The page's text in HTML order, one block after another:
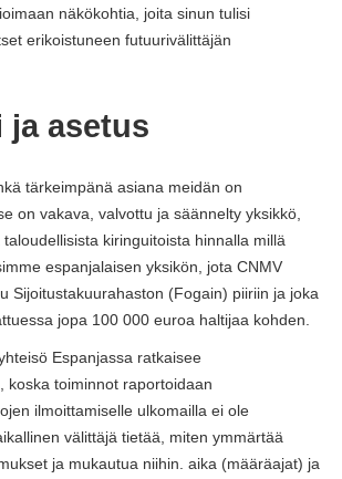
näkökohtia, joita sinun tulisi
erikoistuneen futuurivälittäjän
ja asetus
tärkeimpänä asiana meidän on
on vakava, valvottu ja säännelty yksikkö,
kiringuitoista hinnalla millä
espanjalaisen yksikön, jota CNMV
Sijoitustakuurahaston (Fogain) piiriin ja joka
jopa 100 000 euroa haltijaa kohden.
Espanjassa ratkaisee
koska toiminnot raportoidaan
ilmoittamiselle ulkomailla ei ole
välittäjä tietää, miten ymmärtää
ja mukautua niihin. aika (määräajat) ja